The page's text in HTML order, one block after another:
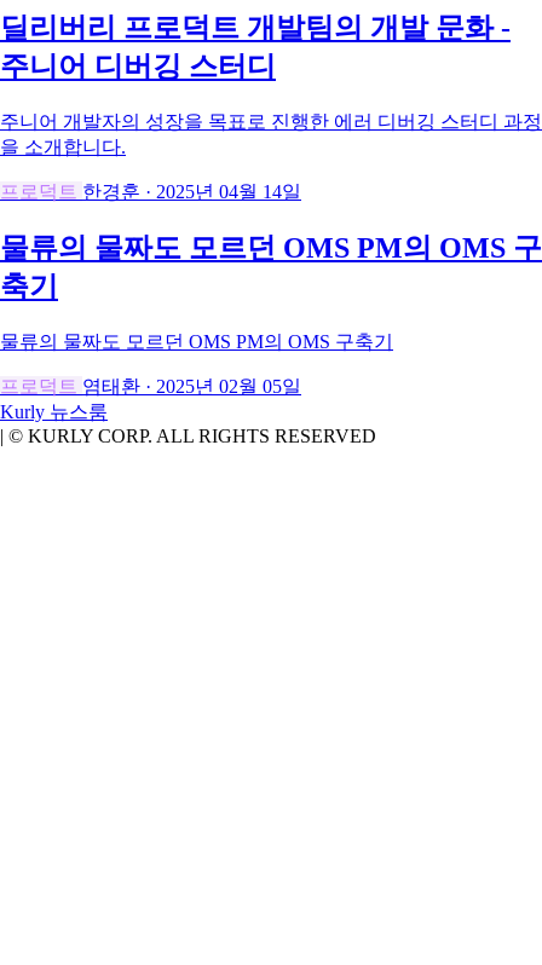
딜리버리 프로덕트 개발팀의 개발 문화 -
주니어 디버깅 스터디
주니어 개발자의 성장을 목표로 진행한 에러 디버깅 스터디 과정
을 소개합니다.
프로덕트 한경훈 · 2025년 04월 14일
물류의 물짜도 모르던 OMS PM의 OMS 구
축기
물류의 물짜도 모르던 OMS PM의 OMS 구축기
프로덕트 염태환 · 2025년 02월 05일
Kurly 뉴스룸
| © KURLY CORP. ALL RIGHTS RESERVED